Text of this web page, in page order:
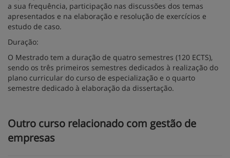
a sua frequência, participação nas discussões dos temas
apresentados e na elaboração e resolução de exercícios e
estudo de caso.
Duração:
O Mestrado tem a duração de quatro semestres (120 ECTS),
sendo os três primeiros semestres dedicados à realização do
plano curricular do curso de especialização e o quarto
semestre dedicado à elaboração da dissertação.
Outro curso relacionado com gestão de
empresas